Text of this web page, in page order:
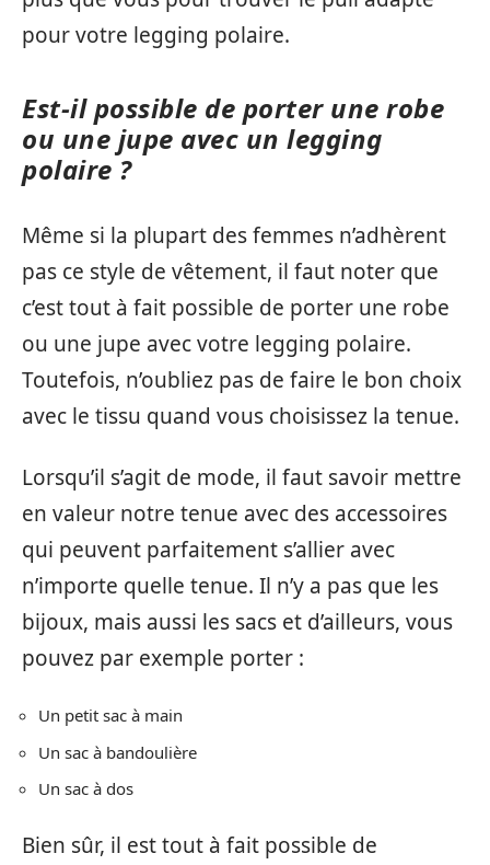
pour votre legging polaire.
Est-il possible de porter une robe
ou une jupe avec un legging
polaire ?
Même si la plupart des femmes n’adhèrent
pas ce style de vêtement, il faut noter que
c’est tout à fait possible de porter une robe
ou une jupe avec votre legging polaire.
Toutefois, n’oubliez pas de faire le bon choix
avec le tissu quand vous choisissez la tenue.
Lorsqu’il s’agit de mode, il faut savoir mettre
en valeur notre tenue avec des accessoires
qui peuvent parfaitement s’allier avec
n’importe quelle tenue. Il n’y a pas que les
bijoux, mais aussi les sacs et d’ailleurs, vous
pouvez par exemple porter :
Un petit sac à main
Un sac à bandoulière
Un sac à dos
Bien sûr, il est tout à fait possible de